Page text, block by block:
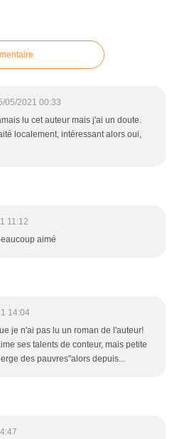
05/2021 00:33
lu cet auteur mais j'ai un doute.
localement, intéressant alors oui,
11:12
aimé
14:04
je n'ai pas lu un roman de l'auteur!
ses talents de conteur, mais petite
des pauvres"alors depuis...